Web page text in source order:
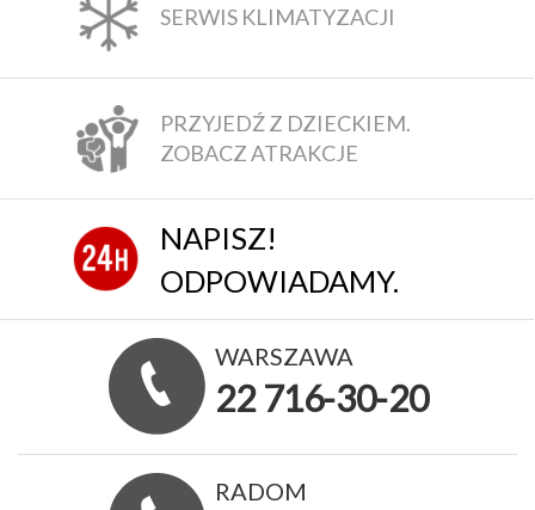
SERWIS KLIMATYZACJI
PRZYJEDŹ Z DZIECKIEM.
ZOBACZ ATRAKCJE
NAPISZ!
ODPOWIADAMY.
WARSZAWA
22 716-30-20
RADOM